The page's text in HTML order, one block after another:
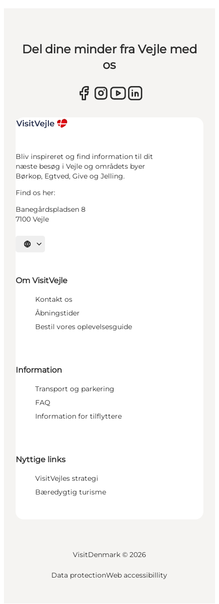
Del dine minder fra Vejle med
os
Bliv inspireret og find information til dit
næste besøg i Vejle og områdets byer
Børkop, Egtved, Give og Jelling.
Find os her:
Banegårdspladsen 8
7100 Vejle
Vælg sprog
Om VisitVejle
Kontakt os
Åbningstider
Bestil vores oplevelsesguide
Information
Transport og parkering
FAQ
Information for tilflyttere
Nyttige links
VisitVejles strategi
Bæredygtig turisme
VisitDenmark © 2026
Data protectionWeb accessibillity